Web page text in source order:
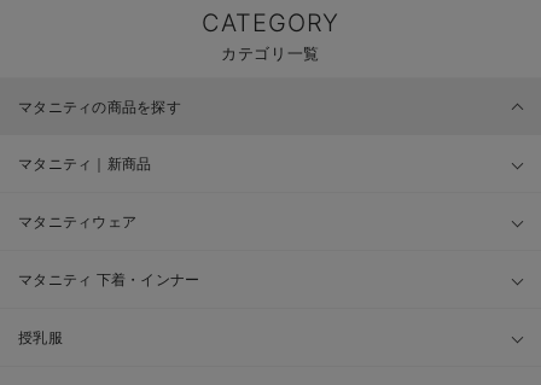
CATEGORY
カテゴリ一覧
マタニティの商品を探す
マタニティ｜新商品
マタニティウェア
マタニティ 下着・インナー
授乳服